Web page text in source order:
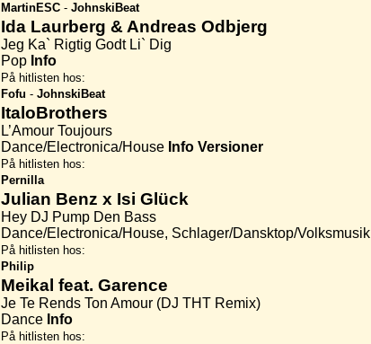
MartinESC - JohnskiBeat
Ida Laurberg & Andreas Odbjerg
Jeg Ka` Rigtig Godt Li` Dig
Pop Info
På hitlisten hos:
Fofu - JohnskiBeat
ItaloBrothers
L’Amour Toujours
Dance/Electronica/House Info Versioner
På hitlisten hos:
Pernilla
Julian Benz x Isi Glück
Hey DJ Pump Den Bass
Dance/Electronica/House, Schlager/Dansktop/Volksmusik
På hitlisten hos:
Philip
Meikal feat. Garence
Je Te Rends Ton Amour (DJ THT Remix)
Dance Info
På hitlisten hos: